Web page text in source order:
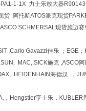
1-1X 力士乐放大器
阿托斯ATOS派克现货
SCHMERSAL现货施迈
,Carlo Gavazzi佳乐 ；EGE
MAC,,SICK施克 ,ASCO
HEIDENHAIN海德汉 ，
，Hengstler亨士乐，